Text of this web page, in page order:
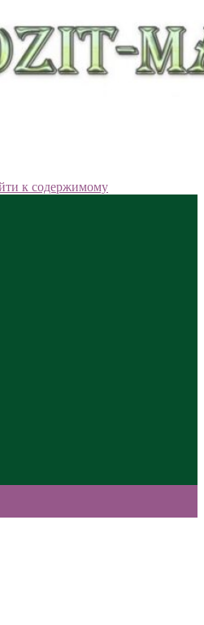
к содержимому